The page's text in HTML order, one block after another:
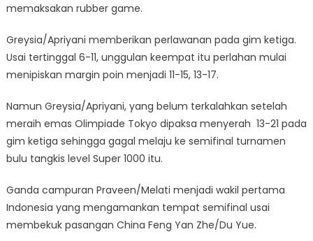
memaksakan rubber game.
Greysia/Apriyani memberikan perlawanan pada gim ketiga.
Usai tertinggal 6-11, unggulan keempat itu perlahan mulai
menipiskan margin poin menjadi 11-15, 13-17.
Namun Greysia/Apriyani, yang belum terkalahkan setelah
meraih emas Olimpiade Tokyo dipaksa menyerah 13-21 pada
gim ketiga sehingga gagal melaju ke semifinal turnamen
bulu tangkis level Super 1000 itu.
Ganda campuran Praveen/Melati menjadi wakil pertama
Indonesia yang mengamankan tempat semifinal usai
membekuk pasangan China Feng Yan Zhe/Du Yue.